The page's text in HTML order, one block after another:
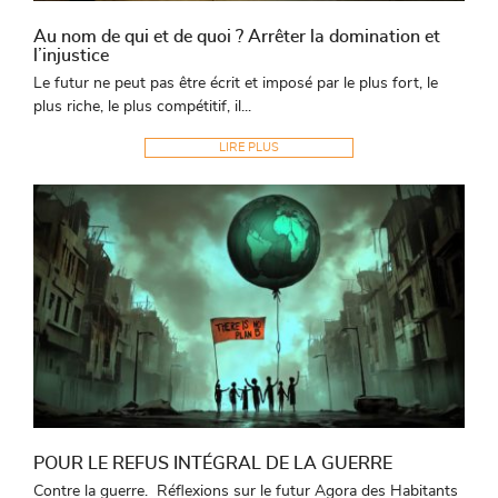
Au nom de qui et de quoi ? Arrêter la domination et
l’injustice
Le futur ne peut pas être écrit et imposé par le plus fort, le
plus riche, le plus compétitif, il...
LIRE PLUS
POUR LE REFUS INTÉGRAL DE LA GUERRE
Contre la guerre. Réflexions sur le futur Agora des Habitants